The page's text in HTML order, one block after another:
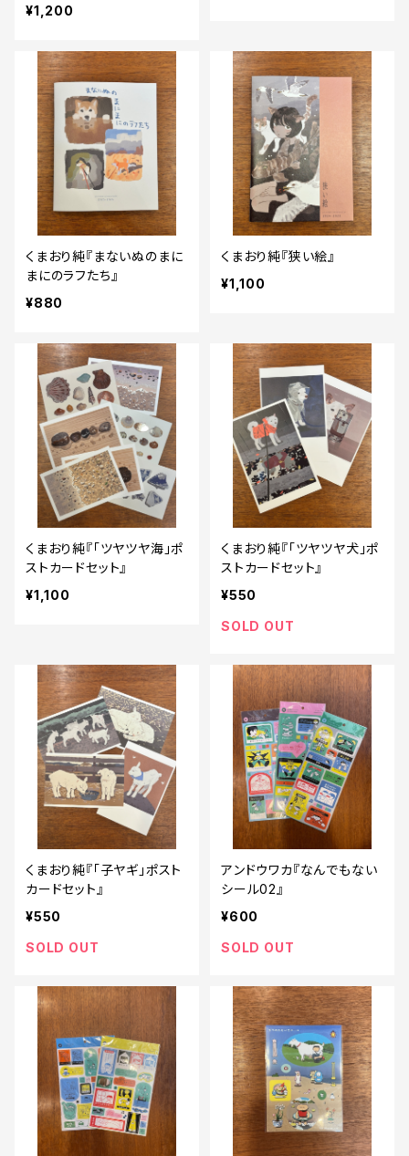
¥1,200
くまおり純『まないぬのまに
まにのラフたち』
¥880
くまおり純『狭い絵』
¥1,100
くまおり純『「ツヤツヤ海」ポ
ストカードセット』
¥1,100
くまおり純『「ツヤツヤ犬」ポ
ストカードセット』
¥550
SOLD OUT
くまおり純『「子ヤギ」ポスト
カードセット』
¥550
SOLD OUT
アンドウワカ『なんでもない
シール02』
¥600
SOLD OUT